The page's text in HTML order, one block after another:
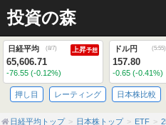
投資の森
日経平均 (8/7) 上昇予想
65,606.71
-76.55 (-0.12%)
ドル円 (5:55)
157.80
-0.65 (-0.41%)
押し目 レーティング 日本株比較
日経平均トップ 日本株トップ ETF